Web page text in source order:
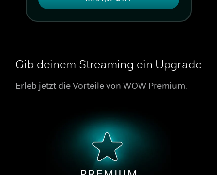
Gib deinem Streaming ein Upgrade
Erleb jetzt die Vorteile von WOW Premium.